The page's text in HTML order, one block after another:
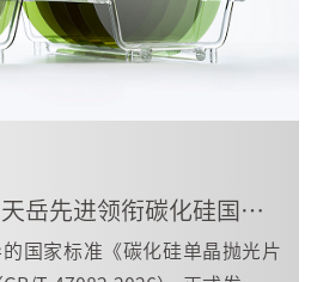
得标准者得天下！ 天岳先进领衔碳化硅国家标准制定，定义行业新标杆
国家标准《碳化硅单晶抛光片